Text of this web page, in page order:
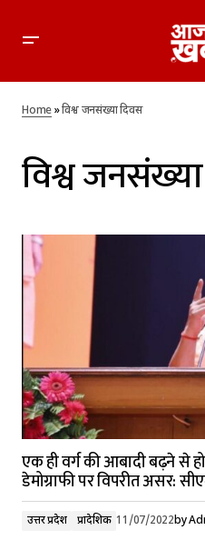
Home»विश्व जनसंख्या दिवस
विश्व
एक ही वर्ग की आबादी बढ़ने से
डेमोग्राफी पर विपरीत असर:
उत्तर प्रदेश प्रादेशिक 11/07/2022by